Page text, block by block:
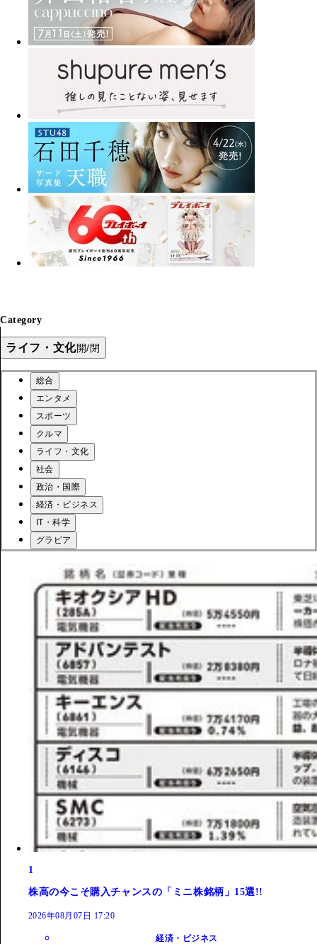
Category
ライフ・文化開/閉
総合
エンタメ
スポーツ
クルマ
ライフ・文化
社会
政治・国際
経済・ビジネス
IT・科学
グラビア
1
株高の今こそ購入チャンスの「ミニ株銘柄」15選!!
2026年08月07日 17:20
経済・ビジネス